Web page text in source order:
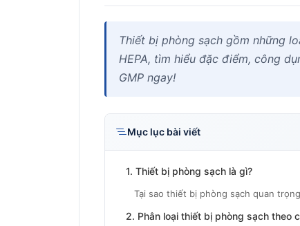
Thiết bị phòng sạch gồm những
HEPA, tìm hiểu đặc điểm, công
GMP ngay!
Mục lục bài viết
1. Thiết bị phòng sạch là gì?
Tại sao thiết bị phòng sạch quan
2. Phân loại thiết bị phòng sạch theo